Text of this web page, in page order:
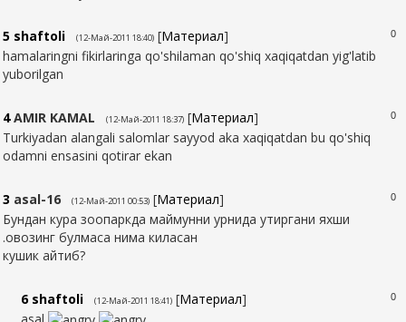
0
5 shaftoli (12-Май-2011 18:40) [Материал]
hamalaringni fikirlaringa qo'shilaman qo'shiq xaqiqatdan yig'latib
yuborilgan
0
4 AMIR KAMAL (12-Май-2011 18:37) [Материал]
Turkiyadan alangali salomlar sayyod aka xaqiqatdan bu qo'shiq
odamni ensasini qotirar ekan
0
3 asal-16 (12-Май-2011 00:53) [Материал]
Бундан кура зоопаркда маймунни урнида утиргани яхши
.овозинг булмаса нима киласан
кушик айтиб?
0
6 shaftoli (12-Май-2011 18:41) [Материал]